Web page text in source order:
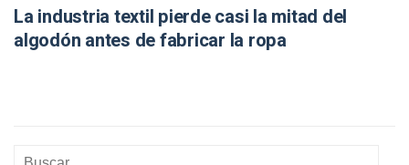
La industria textil pierde casi la mitad del
algodón antes de fabricar la ropa